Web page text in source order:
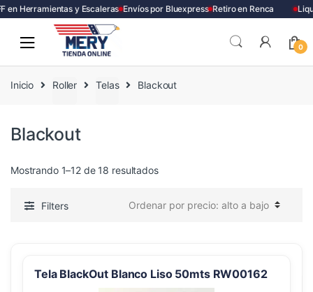
Herramientas y Escaleras Envíos por Bluexpress Retiro en Renca
0
Inicio Roller Telas Blackout
Blackout
Mostrando 1–12 de 18 resultadosOrdenado
precio:
Filters
Tela BlackOut Blanco Liso 50mts RW00162